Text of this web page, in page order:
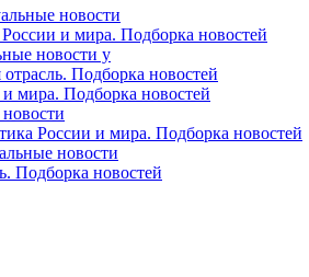
новости
и мира. Подборка новостей
новости у
Подборка новостей
мира. Подборка новостей
России и мира. Подборка новостей
новости
Подборка новостей